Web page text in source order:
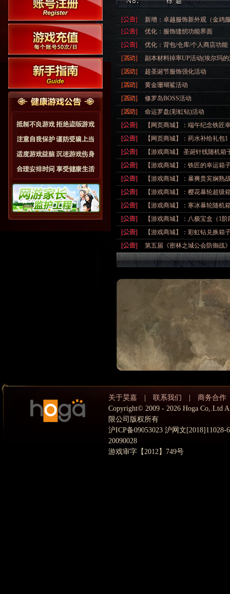
新增：卓越服饰新外观（金鸡
优化：服饰缝纫功能界面
优化：背包/仓库/个人商店功能
副本材料掉率UP活动(埃尔玛
超圣诞节服饰强化活动
黄金珊瑚鲨活动
修罗岛BOSS活动
命运罗盘(彩虹钻)活动
【网页商城】：端午纪念铁匠
【网页商城】：药水补给礼包1
【游戏商城】 圣诞针线随机箱
【游戏商城】：铁匠的幸运箱
【游戏商城】：暴爽贵宾娴熟
【游戏商城】：樱花暴轮超级
【游戏商城】：寒冰暴轮随机
【游戏商城】：八极宝盒（1
【游戏商城】：彩虹钻兑换箱
第五届《密林之城公会防御战
关于昊嘉 | 联系我们 | 商务合作
Copyright© 2009 - 2026 Hoga Co,.Ltd
限公司版权所有
沪ICP备09053023 沪网文
20090028
游戏审字【2012】749号